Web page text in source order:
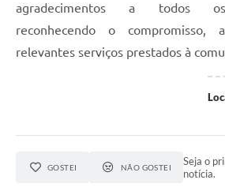
agradecimentos a todos os
reconhecendo o
relevantes serviços prestados à
GOSTEI NÃO GOSTEI
Seja o
notícia.